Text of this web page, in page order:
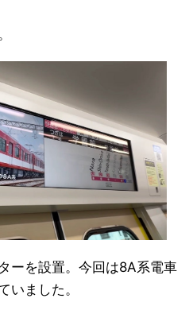
ーを設置。今回は8A系電車
いました。